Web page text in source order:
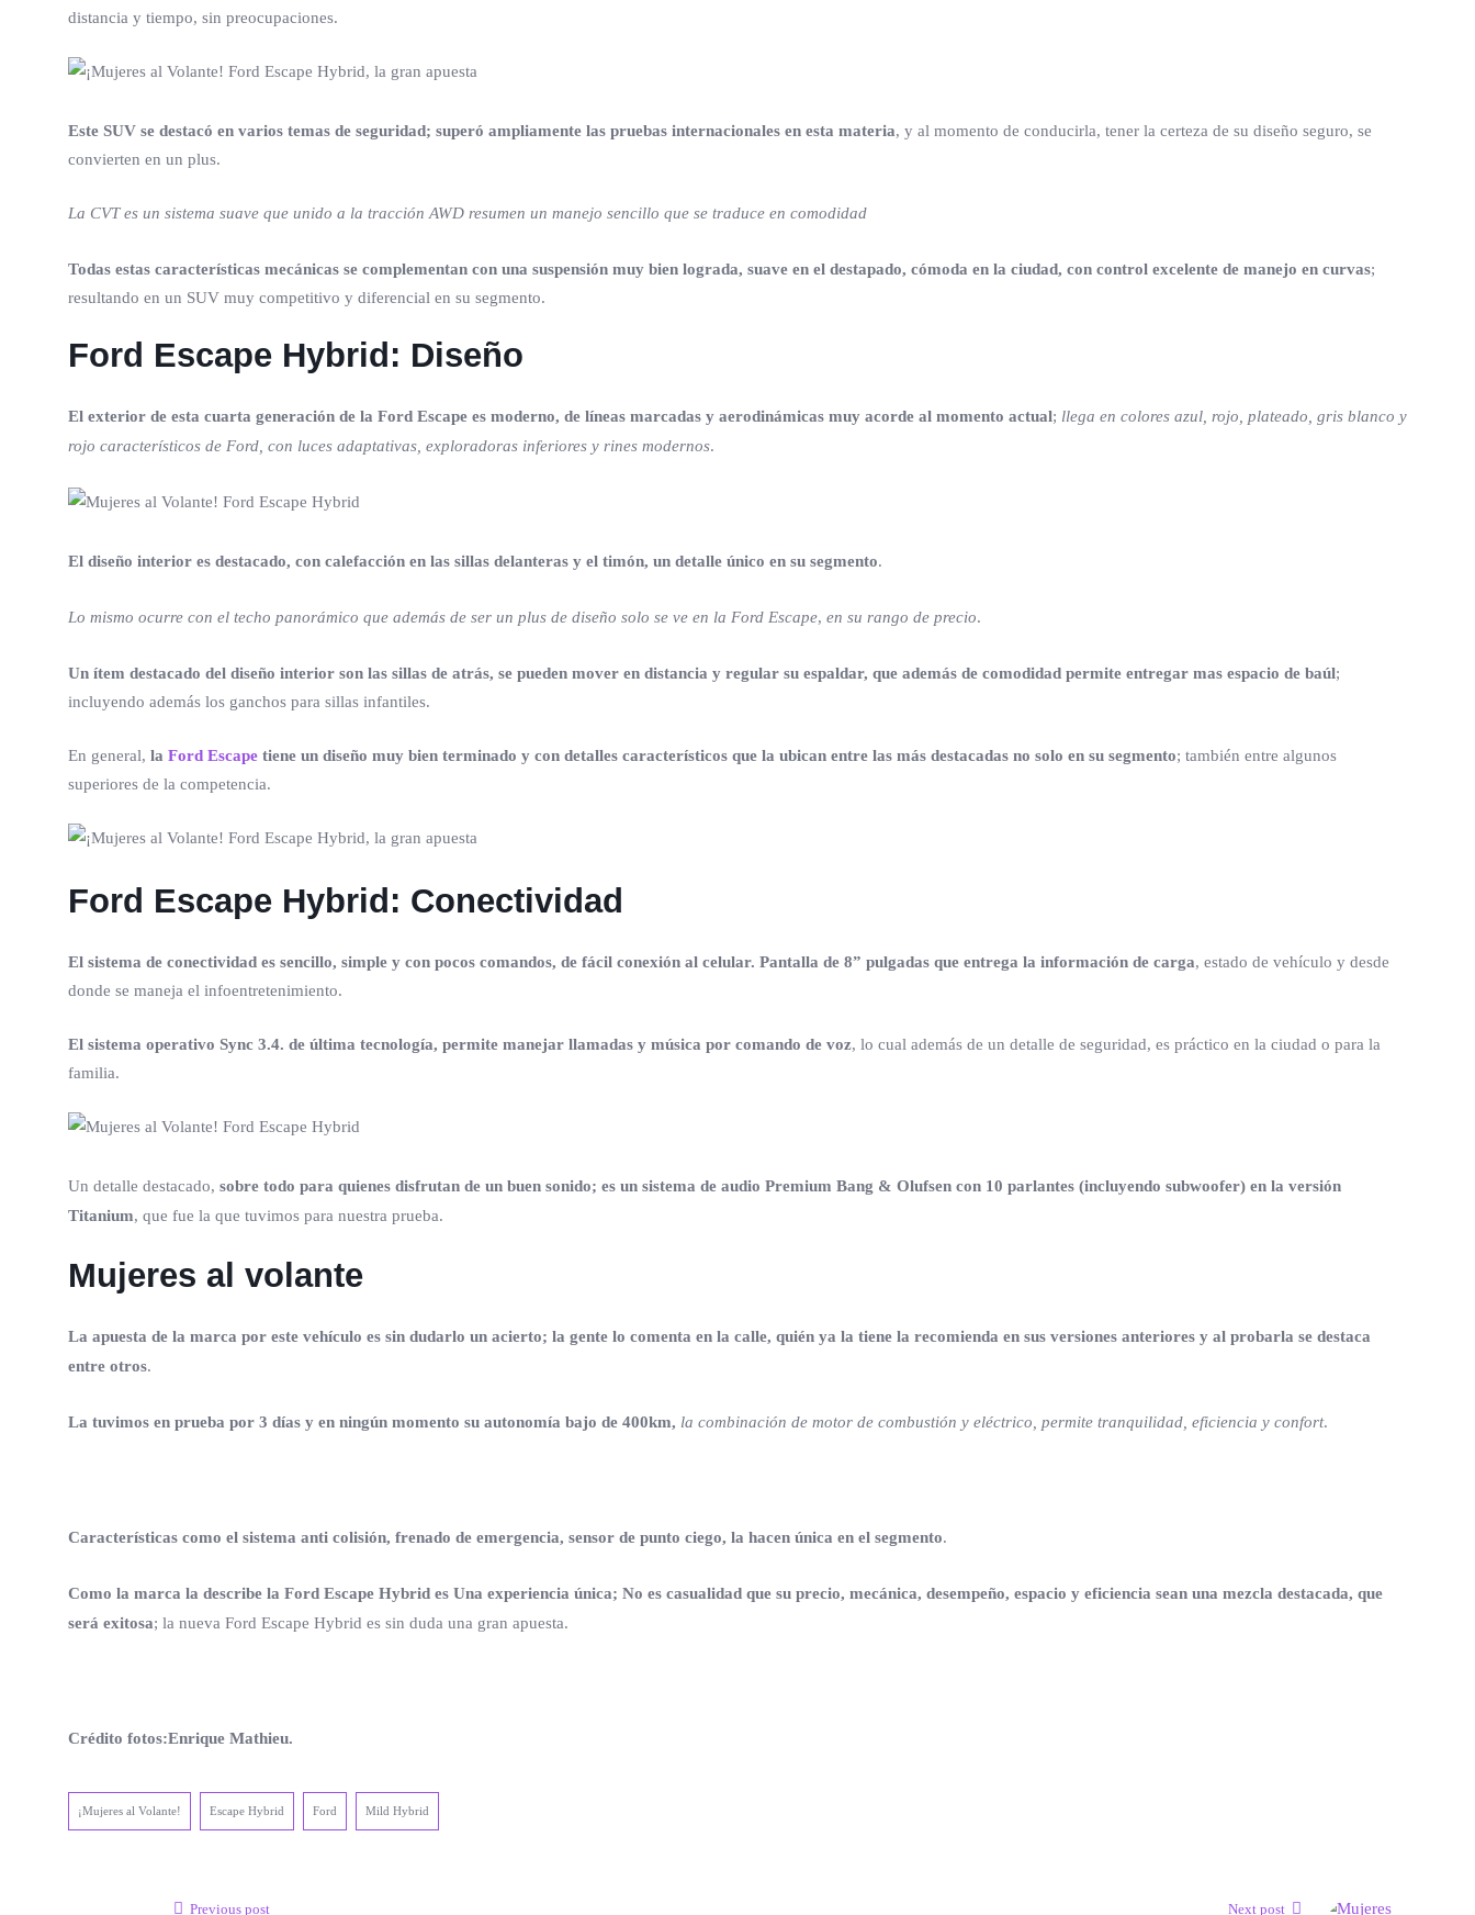
distancia y tiempo, sin preocupaciones.
Este SUV se destacó en varios temas de seguridad; superó ampliamente las pruebas internacionales en esta materia, y al momento de conducirla, tener la certeza de su diseño seguro, se
convierten en un plus.
La CVT es un sistema suave que unido a la tracción AWD resumen un manejo sencillo que se traduce en comodidad
Todas estas características mecánicas se complementan con una suspensión muy bien lograda, suave en el destapado, cómoda en la ciudad, con control excelente de manejo en curvas;
resultando en un SUV muy competitivo y diferencial en su segmento.
Ford Escape Hybrid: Diseño
El exterior de esta cuarta generación de la Ford Escape es moderno, de líneas marcadas y aerodinámicas muy acorde al momento actual; llega en colores azul, rojo, plateado, gris blanco y
rojo característicos de Ford, con luces adaptativas, exploradoras inferiores y rines modernos.
El diseño interior es destacado, con calefacción en las sillas delanteras y el timón, un detalle único en su segmento.
Lo mismo ocurre con el techo panorámico que además de ser un plus de diseño solo se ve en la Ford Escape, en su rango de precio.
Un ítem destacado del diseño interior son las sillas de atrás, se pueden mover en distancia y regular su espaldar, que además de comodidad permite entregar mas espacio de baúl;
incluyendo además los ganchos para sillas infantiles.
En general, la Ford Escape tiene un diseño muy bien terminado y con detalles característicos que la ubican entre las más destacadas no solo en su segmento; también entre algunos
superiores de la competencia.
Ford Escape Hybrid: Conectividad
El sistema de conectividad es sencillo, simple y con pocos comandos, de fácil conexión al celular. Pantalla de 8” pulgadas que entrega la información de carga, estado de vehículo y desde
donde se maneja el infoentretenimiento.
El sistema operativo Sync 3.4. de última tecnología, permite manejar llamadas y música por comando de voz, lo cual además de un detalle de seguridad, es práctico en la ciudad o para la
familia.
Un detalle destacado, sobre todo para quienes disfrutan de un buen sonido; es un sistema de audio Premium Bang & Olufsen con 10 parlantes (incluyendo subwoofer) en la versión
Titanium, que fue la que tuvimos para nuestra prueba.
Mujeres al volante
La apuesta de la marca por este vehículo es sin dudarlo un acierto; la gente lo comenta en la calle, quién ya la tiene la recomienda en sus versiones anteriores y al probarla se destaca
entre otros.
La tuvimos en prueba por 3 días y en ningún momento su autonomía bajo de 400km, la combinación de motor de combustión y eléctrico, permite tranquilidad, eficiencia y confort.
Características como el sistema anti colisión, frenado de emergencia, sensor de punto ciego, la hacen única en el segmento.
Como la marca la describe la Ford Escape Hybrid es Una experiencia única; No es casualidad que su precio, mecánica, desempeño, espacio y eficiencia sean una mezcla destacada, que
será exitosa; la nueva Ford Escape Hybrid es sin duda una gran apuesta.
Crédito fotos:Enrique Mathieu.
¡Mujeres al Volante! Escape Hybrid Ford Mild Hybrid
Previous post Next post